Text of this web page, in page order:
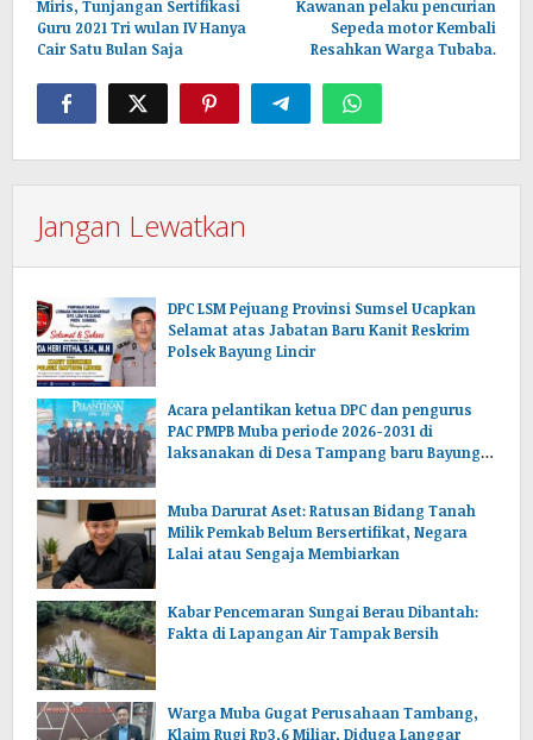
pos
Miris, Tunjangan Sertifikasi
Guru 2021 Tri wulan IV Hanya
Cair Satu Bulan Saja
Kawanan pelaku pencurian
Sepeda motor Kembali
Resahkan Warga Tubaba.
Jangan Lewatkan
DPC LSM Pejuang Provinsi Sumsel Ucapkan
Selamat atas Jabatan Baru Kanit Reskrim
Polsek Bayung Lincir
Acara pelantikan ketua DPC dan pengurus
PAC PMPB Muba periode 2026-2031 di
laksanakan di Desa Tampang baru Bayung
Muba Darurat Aset: Ratusan Bidang Tanah
Milik Pemkab Belum Bersertifikat, Negara
Lalai atau Sengaja Membiarkan
Kabar Pencemaran Sungai Berau Dibantah:
Fakta di Lapangan Air Tampak Bersih
Warga Muba Gugat Perusahaan Tambang,
Klaim Rugi Rp3,6 Miliar, Diduga Langgar